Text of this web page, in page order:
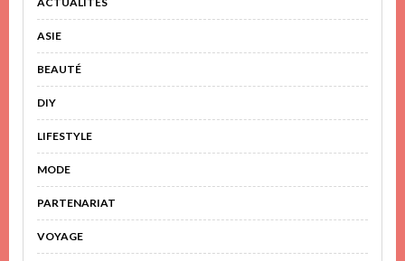
ASIE
BEAUTÉ
DIY
LIFESTYLE
MODE
PARTENARIAT
VOYAGE